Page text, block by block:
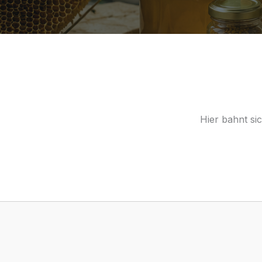
Hier bahnt